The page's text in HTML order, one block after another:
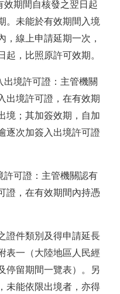
期間自核發之翌日起
。未能於有效期間入境
，線上申請延期一次，
，比照原許可效期。
境許可證：主管機關
出境許可證，在有效期
境；其加簽效期，自加
逐次加簽入出境許可證
可證：主管機關認有
證，在有效期間內持憑
證件類別及得申請延長
表一（大陸地區人民經
停留期間一覽表）。另
未能依限出境者，亦得